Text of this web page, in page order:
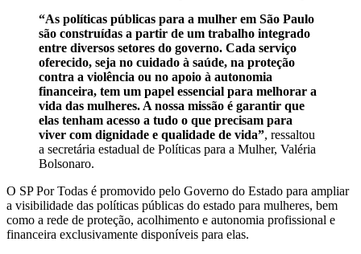
“As políticas públicas para a mulher em São Paulo
são construídas a partir de um trabalho integrado
entre diversos setores do governo. Cada serviço
oferecido, seja no cuidado à saúde, na proteção
contra a violência ou no apoio à autonomia
financeira, tem um papel essencial para melhorar a
vida das mulheres. A nossa missão é garantir que
elas tenham acesso a tudo o que precisam para
viver com dignidade e qualidade de vida”, ressaltou
a secretária estadual de Políticas para a Mulher, Valéria
Bolsonaro.
O SP Por Todas é promovido pelo Governo do Estado para ampliar
a visibilidade das políticas públicas do estado para mulheres, bem
como a rede de proteção, acolhimento e autonomia profissional e
financeira exclusivamente disponíveis para elas.